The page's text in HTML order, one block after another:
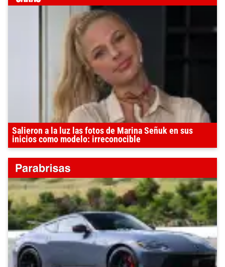
Salieron a la luz las fotos de Marina Señuk en sus
inicios como modelo: irreconocible